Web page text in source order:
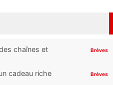
chaînes et
Brèves
cadeau riche
Brèves